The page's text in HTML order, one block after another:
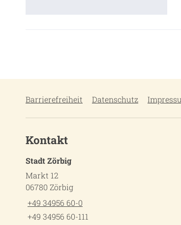
Barrierefreiheit Datenschutz
Kontakt
Stadt Zörbig
Markt 12
06780 Zörbig
+49 34956 60-0
+49 34956 60-111